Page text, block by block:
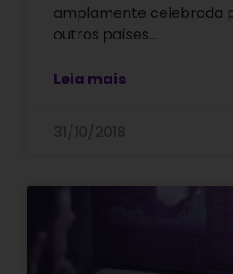
amplamente celebrada
outros países…
Leia mais